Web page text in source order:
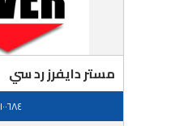
مستر دايفرز رد سي
١٠٠٦٨٤